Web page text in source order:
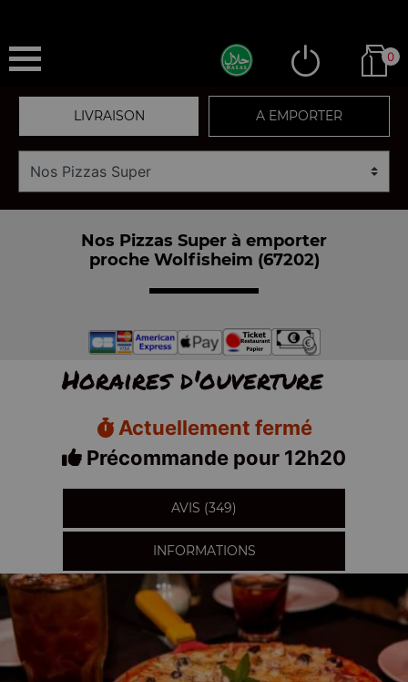
0
LIVRAISON A EMPORTER
Nos Pizzas Super à emporter
proche Wolfisheim (67202)
Horaires d'ouverture
Actuellement fermé
Précommande pour 12h20
AVIS (349)
INFORMATIONS